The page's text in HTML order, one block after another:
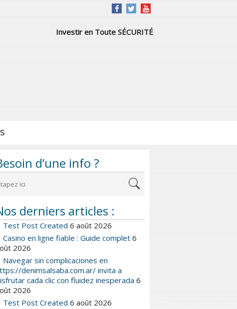
Investir en Toute SÉCURITÉ
d’une info ?
derniers articles :
Test Post Created 6 août 2026
Casino en ligne fiable : Guide complet 6
2026
Navegar sin complicaciones en
denimsalsaba.com.ar/ invita a
cada clic con fluidez inesperada 6
2026
Test Post Created 6 août 2026